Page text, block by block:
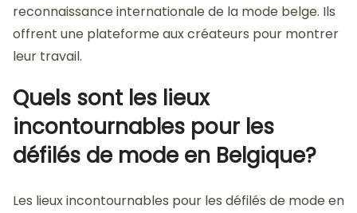
reconnaissance internationale de la mode belge. Ils
offrent une plateforme aux créateurs pour montrer
leur travail.
Quels sont les lieux
incontournables pour les
défilés de mode en Belgique?
Les lieux incontournables pour les défilés de mode en